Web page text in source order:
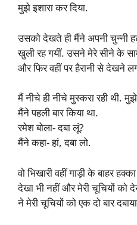
मुझे इशारा कर दिया.
उसको देखते ही मैंने अपनी चुन्नी
खुली रह गयीं. उसने मेरे सीने के
और फिर वहीं पर हैरानी से देखने
मैं नीचे ही नीचे मुस्करा रही थी.
मैंने पहली बार किया था.
रमेश बोला- दबा लूं?
मैंने कहा- हां, दबा लो.
वो भिखारी वहीं गाड़ी के बाहर
देखा भी नहीं और मेरी चूचियों को
ने मेरी चूचियों को एक दो बार